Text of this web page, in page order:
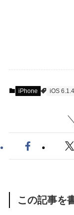
iPhone iOS 6.1.4
この記事を